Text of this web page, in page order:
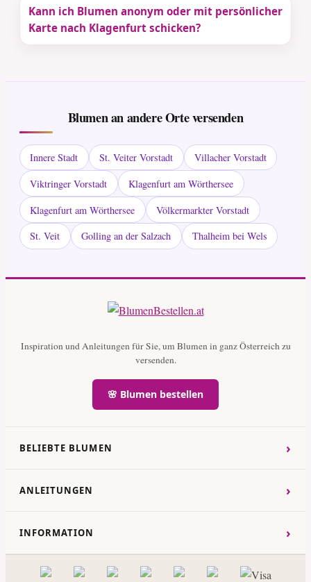
Kann ich Blumen anonym oder mit persönlicher
Karte nach Klagenfurt schicken?
Blumen an andere Orte versenden
Innere Stadt St. Veiter Vorstadt
Villacher Vorstadt
Viktringer Vorstadt
Klagenfurt am Wörthersee
Klagenfurt am Wörthersee
Völkermarkter Vorstadt
St. Veit
Golling an der Salzach Thalheim bei Wels
Inspiration und Anleitungen für Sie, um Blumen in ganz Österreich zu
versenden.
🌸 Blumen bestellen
BELIEBTE BLUMEN ›
ANLEITUNGEN ›
INFORMATION ›